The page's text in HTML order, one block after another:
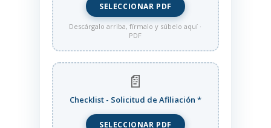
SELECCIONAR PDF
Descárgalo arriba, fírmalo y súbelo aquí ·
PDF
📄
Checklist - Solicitud de Afiliación *
SELECCIONAR PDF